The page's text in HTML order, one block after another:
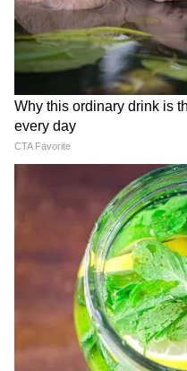
3
6
Instagram
'एक्ट्रेस सवाल पूछे तो
कृति ने बताया कि वह
हमेशा सवाल पूछती हैं
सकें। लेकिन कई बार उन्हें
कि वह जरूरत से ज्यादा
जब कोई फीमेल एक्टर